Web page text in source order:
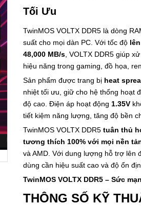
Tối Ưu
TwinMOS VOLTX DDR5 là dòng
suất cho mọi dàn PC. Với tốc độ
48,000 MB/s, VOLTX DDR5 giúp
hiệu năng trong gaming, đồ họa,
Sản phẩm được trang bị heat
nhiệt tối ưu, giữ cho hệ thống hoạt
độ cao. Điện áp hoạt động 1.35V
tiết kiệm năng lượng, tăng độ bền
TwinMOS VOLTX DDR5 tuân thủ
tương thích 100% với mọi nền
và AMD. Với dung lượng hỗ trợ lên
dùng cần hiệu suất cao và độ ổn
TwinMOS VOLTX DDR5 – Sức
THÔNG SỐ KỸ